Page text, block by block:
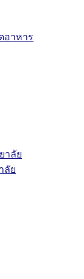
อาหาร
าลัย
ลัย